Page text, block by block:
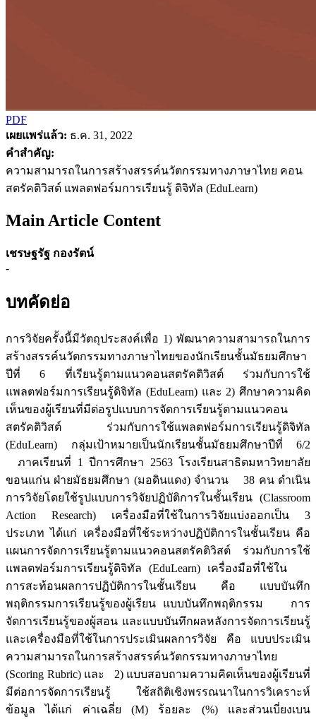
PDF
เผยแพร่แล้ว: ธ.ค. 31, 2022
คำสำคัญ:
ความสามารถในการสร้างสรรค์นวัตกรรมทางภาษาไทย คอน
สตรัคติวิสต์ แพลตฟอร์มการเรียนรู้ ดิจิทัล (EduLearn)
Main Article Content
เชรษฐรัฐ กองรัตน์
-
บทคัดย่อ
การวิจัยครั้งนี้มีวัตถุประสงค์เพื่อ 1) พัฒนาความสามารถในการ
สร้างสรรค์นวัตกรรมทางภาษาไทยของนักเรียนชั้นมัธยมศึกษา
ปีที่ 6 ที่เรียนรู้ตามแนวคอนสตรัคติวิสต์ ร่วมกับการใช้
แพลตฟอร์มการเรียนรู้ดิจิทัล (EduLearn) และ 2) ศึกษาความคิด
เห็นของผู้เรียนที่มีต่อรูปแบบการจัดการเรียนรู้ตามแนวคอน
สตรัคติวิสต์ ร่วมกับการใช้แพลตฟอร์มการเรียนรู้ดิจิทัล
(EduLearn) กลุ่มเป้าหมายเป็นนักเรียนชั้นมัธยมศึกษาปีที่ 6/2
ภาคเรียนที่ 1 ปีการศึกษา 2563 โรงเรียนสาธิตมหาวิทยาลัย
ขอนแก่น ฝ่ายมัธยมศึกษา (มอดินแดง) จำนวน 38 คน ดำเนิน
การวิจัยโดยใช้รูปแบบการวิจัยปฏิบัติการในชั้นเรียน (Classroom
Action Research) เครื่องมือที่ใช้ในการวิจัยแบ่งออกเป็น 3
ประเภท ได้แก่ เครื่องมือที่ใช้ระหว่างปฏิบัติการในชั้นเรียน คือ
แผนการจัดการเรียนรู้ตามแนวคอนสตรัคติวิสต์ ร่วมกับการใช้
แพลตฟอร์มการเรียนรู้ดิจิทัล (EduLearn) เครื่องมือที่ใช้ใน
การสะท้อนผลการปฏิบัติการในชั้นเรียน คือ แบบบันทึก
พฤติกรรมการเรียนรู้ของผู้เรียน แบบบันทึกพฤติกรรม การ
จัดการเรียนรู้ของผู้สอน และแบบบันทึกผลหลังการจัดการเรียนรู้
และเครื่องมือที่ใช้ในการประเมินผลการวิจัย คือ แบบประเมิน
ความสามารถในการสร้างสรรค์นวัตกรรมทางภาษาไทย
(Scoring Rubric) และ 2) แบบสอบถามความคิดเห็นของผู้เรียนที่
มีต่อการจัดการเรียนรู้ ใช้สถิติเชิงพรรณนาในการวิเคราะห์
ข้อมูล ได้แก่ ค่าเฉลี่ย (M) ร้อยละ (%) และส่วนเบี่ยงเบน